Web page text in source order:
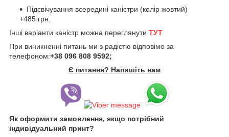
Підсвічування всередині каністри (колір жовтий)
+485 грн.
Інші варіанти каністр можна переглянути ТУТ
При виникненні питань ми з радістю відповімо за
телефоном:+38 096 808 9592;
Є питання? Напишіть нам
Як оформити замовлення, якщо потрібний
індивідуальний принт?